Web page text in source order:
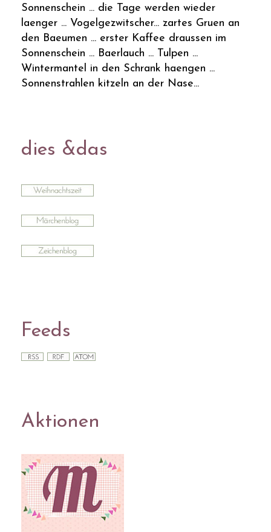
Sonnenschein ... die Tage werden wieder
laenger ... Vogelgezwitscher... zartes Gruen an
den Baeumen ... erster Kaffee draussen im
Sonnenschein ... Baerlauch ... Tulpen ...
Wintermantel in den Schrank haengen ...
Sonnenstrahlen kitzeln an der Nase...
dies &das
Feeds
Aktionen